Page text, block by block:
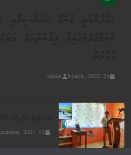
23 March, 2022
admin
13 December, 2021